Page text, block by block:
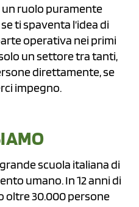
un ruolo puramente
ti spaventa l’idea di
operativa nei primi
un settore tra tanti,
direttamente, se
impegno.
scuola italiana di
umano. In 12 anni di
30.000 persone